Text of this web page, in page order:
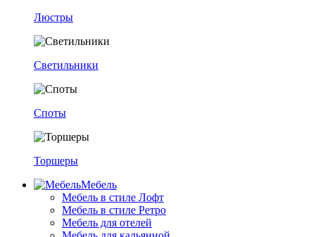
Люстры
Светильники
Споты
Торшеры
Мебель
Мебель в стиле Лофт
Мебель в стиле Ретро
Мебель для отелей